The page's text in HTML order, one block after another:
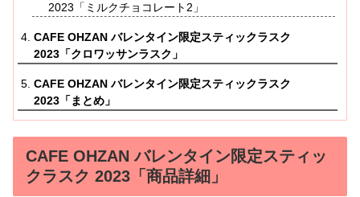
2023「ミルクチョコレート2」
CAFE OHZAN バレンタイン限定スティックラスク
2023「クロワッサンラスク」
CAFE OHZAN バレンタイン限定スティックラスク
2023「まとめ」
CAFE OHZAN バレンタイン限定スティッ
クラスク 2023「商品詳細」